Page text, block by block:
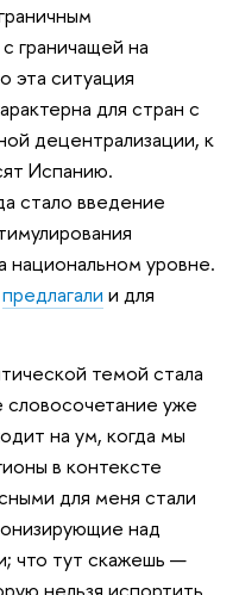
граничащей на
эта ситуация
для стран с
децентрализации, к
Испанию.
стало введение
национальном уровне.
предлагали и для
темой стала
уже
на ум, когда мы
в контексте
для меня стали
над
что тут скажешь —
нельзя испортить